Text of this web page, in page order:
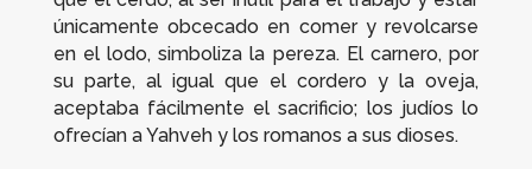
únicamente obcecado en comer y revolcarse
en el lodo, simboliza la pereza. El carnero, por
su parte, al igual que el cordero y la oveja,
aceptaba fácilmente el sacrificio; los judíos lo
ofrecían a Yahveh y los romanos a sus dioses.